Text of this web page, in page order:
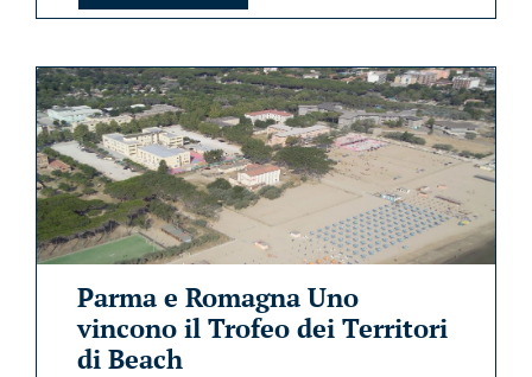
Parma e Romagna Uno
vincono il Trofeo dei Territori
di Beach